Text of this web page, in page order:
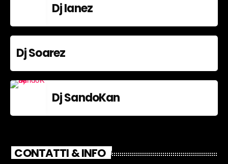
Dj Ianez
Dj Soarez
Dj SandoKan
CONTATTI & INFO